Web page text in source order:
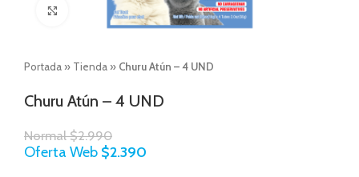
Click to enlarge
Portada » Tienda » Churu Atún – 4 UND
Churu Atún – 4 UND
Normal$2.990
Oferta Web $2.390